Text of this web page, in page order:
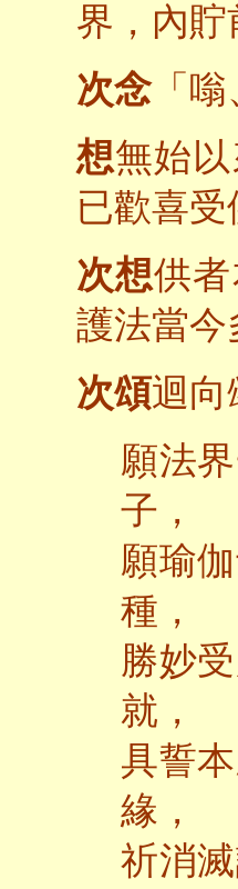
界，內
次念「嗡
想無始
已歡喜受
次想供
護法當今
次頌迴向
願法
子，
願瑜
種，
勝妙
就，
具誓
緣，
祈消